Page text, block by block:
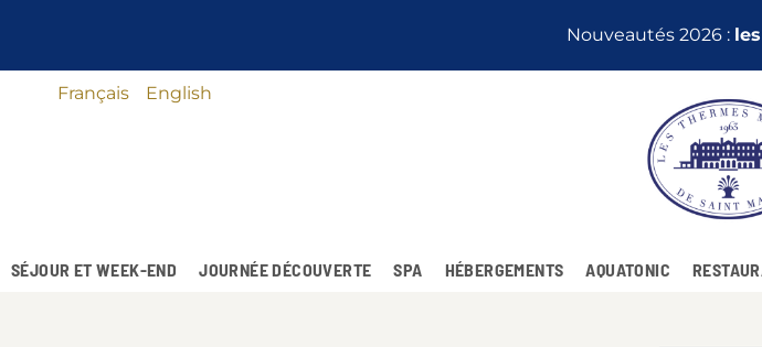
Nouveautés 2026 :
Français English
SÉJOUR ET WEEK-END JOURNÉE DÉCOUVERTE SPA HÉBERGEMENTS AQUATONIC